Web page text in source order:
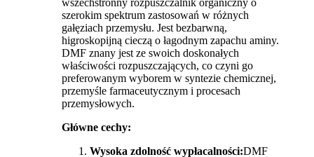
szerokim spektrum zastosowań w różnych
gałęziach przemysłu. Jest bezbarwną,
higroskopijną cieczą o łagodnym zapachu aminy.
DMF znany jest ze swoich doskonałych
właściwości rozpuszczających, co czyni go
preferowanym wyborem w syntezie chemicznej,
przemyśle farmaceutycznym i procesach
przemysłowych.
Główne cechy:
Wysoka zdolność wypłacalności:DMF